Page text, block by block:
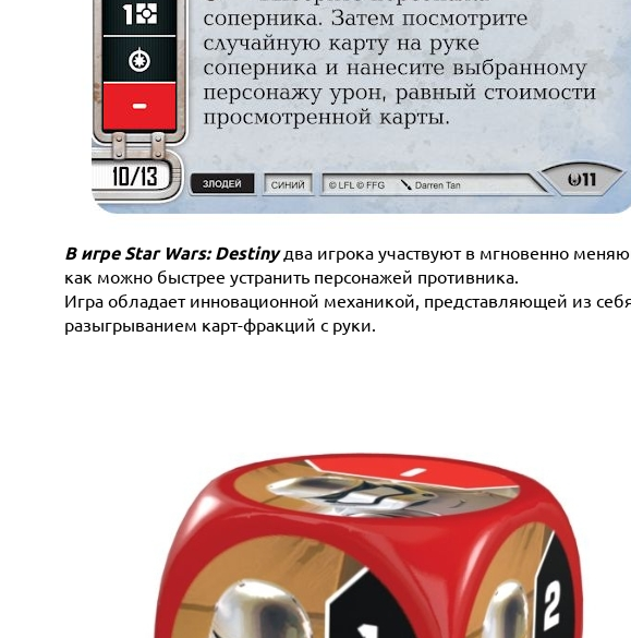
В игре Star Wars: Destinyдва игрока участвуют в мгновенно
как можно быстрее устранить персонажей противника.
Игра обладает инновационной механикой, представляющей из
разыгрыванием карт-фракций с руки.